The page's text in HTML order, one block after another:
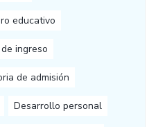
educativo
ingreso
de admisión
Desarrollo personal